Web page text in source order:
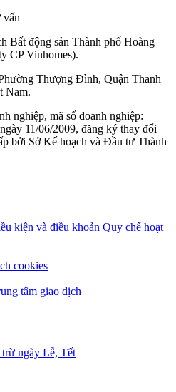
vấn
Bất động sản Thành phố Hoàng
CP Vinhomes).
Thượng Đình, Quận Thanh
Nam.
nghiệp, mã số doanh nghiệp:
11/06/2009, đăng ký thay đổi
bởi Sở Kế hoạch và Đầu tư Thành
kiện và điều khoản Quy chế hoạt
cookies
tâm giao dịch
ngày Lễ, Tết